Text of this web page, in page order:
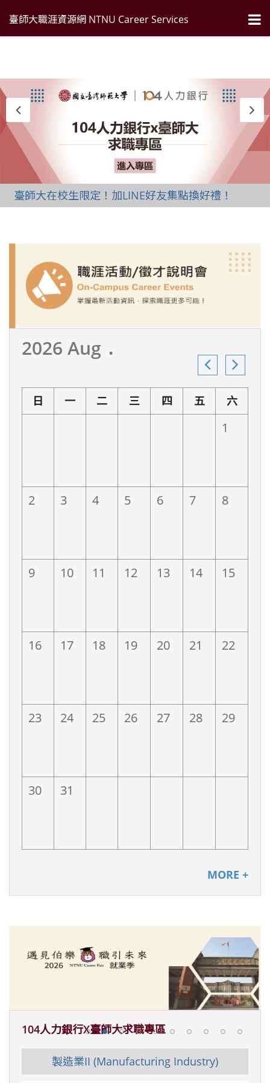
臺師大職涯資源網 NTNU Career Services
臺師大在校生限定！加LINE好友集點換好禮！
2026 Aug ․
日 一 二 三 四 五 六
1
2 3 4 5 6 7 8
9 10 11 12 13 14 15
16 17 18 19 20 21 22
23 24 25 26 27 28 29
30 31
MORE +
104人力銀行X臺師大求職專區
教育業 ( Education Industry)